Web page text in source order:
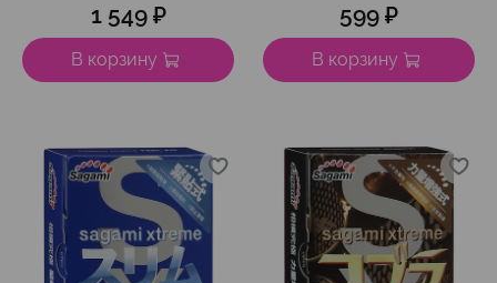
1 549 ₽
В корзину
599 ₽
В корзину